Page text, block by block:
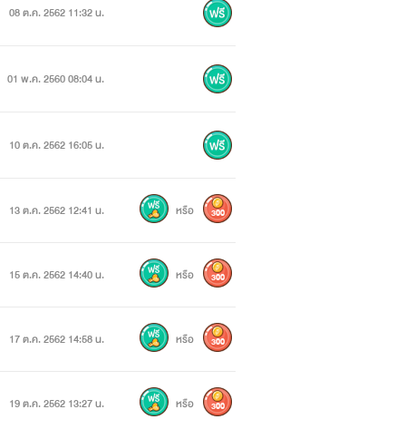
08 ต.ค. 2562 11:32 น.
01 พ.ค. 2560 08:04 น.
10 ต.ค. 2562 16:05 น.
13 ต.ค. 2562 12:41 น. หรือ 300
15 ต.ค. 2562 14:40 น. หรือ 300
17 ต.ค. 2562 14:58 น. หรือ 300
19 ต.ค. 2562 13:27 น. หรือ 300